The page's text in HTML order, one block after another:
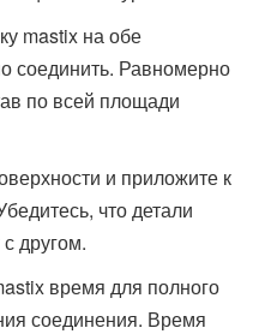
mastix на обе
соединить. Равномерно
по всей площади
и приложите к
что детали
другом.
время для полного
соединения. Время